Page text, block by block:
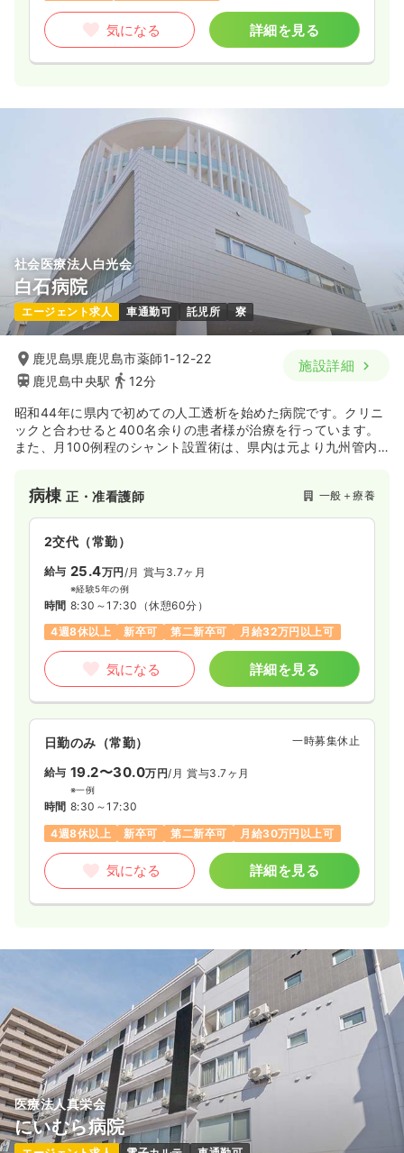
気になる 詳細を見る
社会医療法人白光会
白石病院
エージェント求人 車通勤可 託児所 寮
鹿児島県鹿児島市薬師1-12-22
鹿児島中央駅
12分
施設詳細
昭和44年に県内で初めての人工透析を始めた病院です。クリニ
ックと合わせると400名余りの患者様が治療を行っています。
また、月100例程のシャント設置術は、県内は元より九州管内
病棟正・准看護師 一般＋療養
2交代（常勤）
給与 25.4万円/月 賞与3.7ヶ月
※経験5年の例
時間 8:30～17:30 （休憩60分）
4週8休以上
新卒可 第二新卒可 月給32万円以上可
気になる 詳細を見る
日勤のみ（常勤） 一時募集休止
給与 19.2〜30.0万円/月 賞与3.7ヶ月
※一例
時間 8:30～17:30
4週8休以上
新卒可 第二新卒可 月給30万円以上可
気になる 詳細を見る
医療法人真栄会
にいむら病院